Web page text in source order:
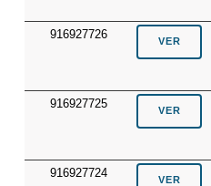
916927726
916927725
916927724